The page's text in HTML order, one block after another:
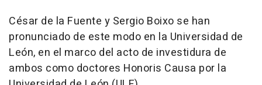
César de la Fuente y Sergio Boixo se han
pronunciado de este modo en la Universidad de
León, en el marco del acto de investidura de
ambos como doctores Honoris Causa por la